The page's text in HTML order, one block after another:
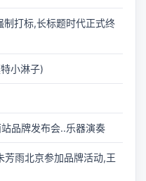
制打标,长标题时代正式终
小淋子)
品牌发布会..乐器演奏
芳雨北京参加品牌活动,王